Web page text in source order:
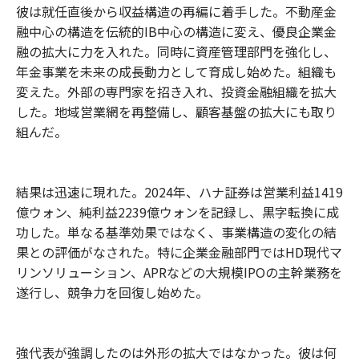
彼は就任直後から収益構造の再編に着手した。不動産金
融中心の構造を伝統的IB中心の構造に変え、優良企業金
融の拡大に力を入れた。同時に資産管理部門を強化し、
年金事業を未来の成長動力として育成し始めた。組織も
変えた。外部の専門家を招き入れ、投資金融組織を拡大
した。地域営業網を再整備し、顧客基盤の拡大にも取り
組んだ。
結果は迅速に現れた。2024年、ハナ証券は営業利益1419
億ウォン、純利益2239億ウォンを記録し、黒字転換に成
功した。単なる基準効果ではなく、事業構造の変化の結
果との評価がなされた。特に企業金融部門ではHD現代マ
リンソリューション、APRなどの大規模IPOの主幹業務を
遂行し、競争力を回復し始めた。
強代表が強調したのは外形の拡大ではなかった。彼は何